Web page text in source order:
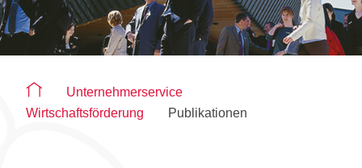
Sie befinden sich auf der Seite "Publikationen"
Unternehmerservice
Wirtschaftsförderung
Publikationen